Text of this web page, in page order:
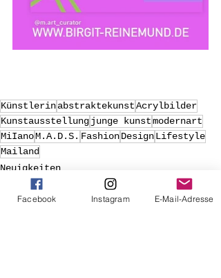
KünstlerinabstraktekunstAcrylbilder
Kunstausstellungjunge kunstmodernart
MiIanoM.A.D.S. FashionDesignLifestyle
Mailand
Neuigkeiten
Ausstellungen
Facebook Instagram E-Mail-Adresse